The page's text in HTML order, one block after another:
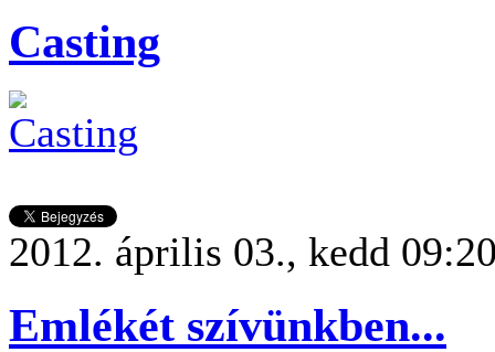
Casting
2012. április 03., kedd
Emlékét szívünkben...